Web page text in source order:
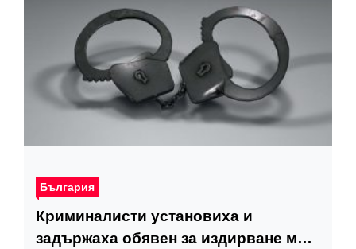
България
Криминалисти установиха и
задържаха обявен за издирване мъж